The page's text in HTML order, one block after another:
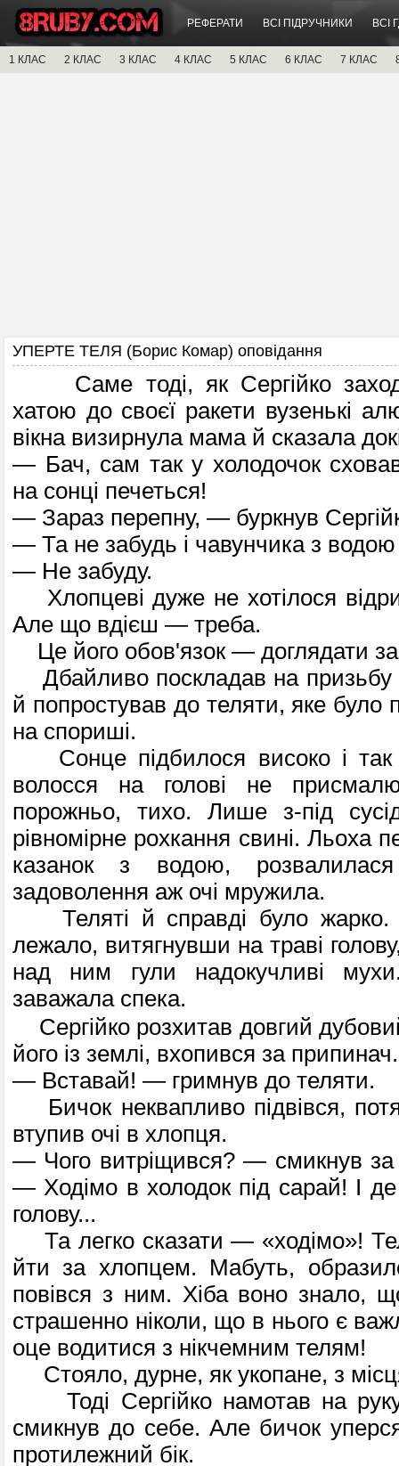
РЕФЕРАТИ ВСІ ПІДРУЧНИКИ ВСІ
1 КЛАС 2 КЛАС 3 КЛАС 4 КЛАС 5 КЛАС 6 КЛАС 7 КЛАС
УПЕРТЕ ТЕЛЯ (Борис Комар) оповідання
Саме тоді, як Сергійко
хатою до своєї ракети вузенькі
вікна визир­нула мама й сказала
— Бач, сам так у холодочок
на сонці печеться!
— Зараз перепну, — буркнув
— Та не забудь і чавунчика з
— Не забуду.
Хлопцеві дуже не хотілося
Але що вдієш — треба.
Це його обов'язок — доглядати
Дбайливо поскладав на призьбу
й попростував до теляти, яке було
на спориші.
Сонце підбилося високо і
волос­ся на голові не
порожньо, тихо. Лише з-під
рівномірне рохкання свині. Льоха
казанок з водою,
задоволення аж очі мружила.
Теляті й справді було жарко.
лежало, витягнувши на траві
над ним гули надокучливі
заважала спека.
Сергійко розхитав довгий
його із землі, вхопився за припинач.
— Вставай! — гримнув до теляти.
Бичок неквапливо підвівся,
втупив очі в хлопця.
— Чого витріщився? — смикнув за
— Ходімо в холодок під сарай! І
голову...
Та легко сказати — «ходімо»!
йти за хлопцем. Мабуть,
повівся з ним. Хіба воно знало,
страшенно ніколи, що в нього є
оце водитися з нікчемним телям!
Стояло, дурне, як укопане, з
Тоді Сергійко намотав на
смик­нув до себе. Але бичок
протилеж­ний бік.